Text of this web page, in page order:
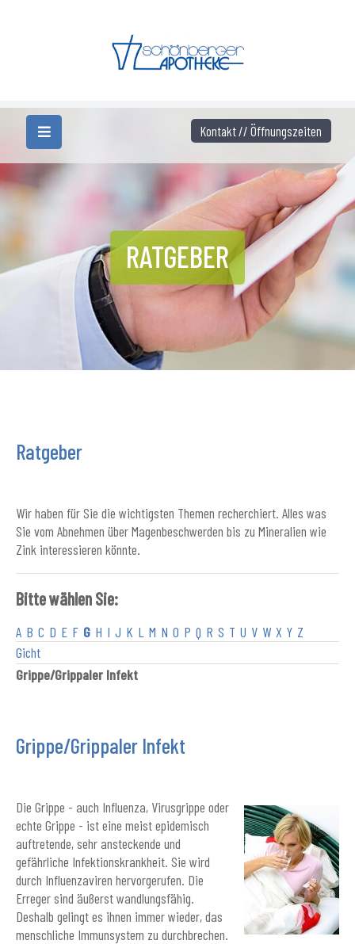
RATGEBER
Ratgeber
Wir haben für Sie die wichtigsten Themen recherchiert. Alles was
Sie vom Abnehmen über Magenbeschwerden bis zu Mineralien wie
Zink interessieren könnte.
Bitte wählen Sie:
A B C D E F G H I J K L M N O P Q R S T U V W X Y Z
Gicht
Grippe/Grippaler Infekt
Grippe/Grippaler Infekt
Die Grippe - auch Influenza, Virusgrippe oder
echte Grippe - ist eine meist epidemisch
auftretende, sehr ansteckende und
gefährliche Infektionskrankheit. Sie wird
durch Influenzaviren hervorgerufen. Die
Erreger sind äußerst wandlungsfähig.
Deshalb gelingt es ihnen immer wieder, das
menschliche Immunsystem zu durchbrechen.
Kontakt // Öffnungszeiten